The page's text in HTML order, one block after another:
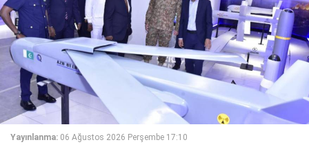
Yayınlanma: 06 Ağustos 2026 Perşembe 17:10